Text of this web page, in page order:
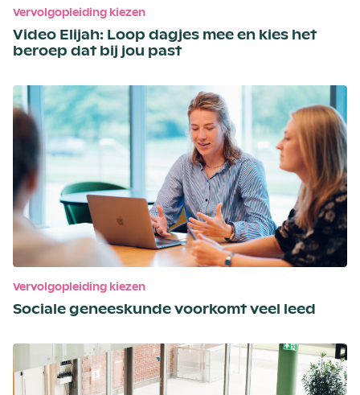
Vervolgopleiding kiezen
Video Elijah: Loop dagjes mee en kies het
beroep dat bij jou past
Vervolgopleiding kiezen
Sociale geneeskunde voorkomt veel leed